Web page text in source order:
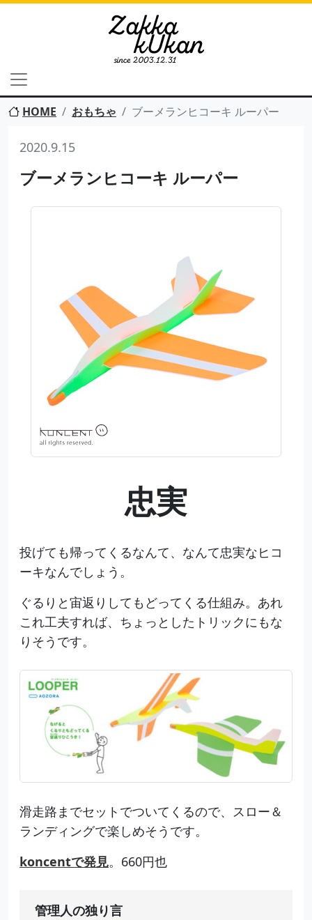
HOME おもちゃ ブーメランヒコーキ ルーパー
2020.9.15
ブーメランヒコーキ ルーパー
忠実
投げても帰ってくるなんて、なんて忠実なヒコ
ーキなんでしょう。
ぐるりと宙返りしてもどってくる仕組み。あれ
これ工夫すれば、ちょっとしたトリックにもな
りそうです。
滑走路までセットでついてくるので、スロー＆
ランディングで楽しめそうです。
koncentで発見。660円也
管理人の独り言